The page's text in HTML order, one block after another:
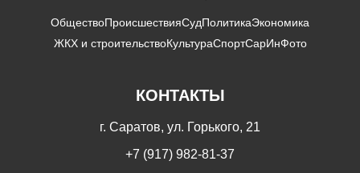
ОбществоПроисшествияСудПолитикаЭкономика
ЖКХ и строительствоКультураСпортСарИнФото
КОНТАКТЫ
г. Саратов, ул. Горького, 21
+7 (917) 982-81-37